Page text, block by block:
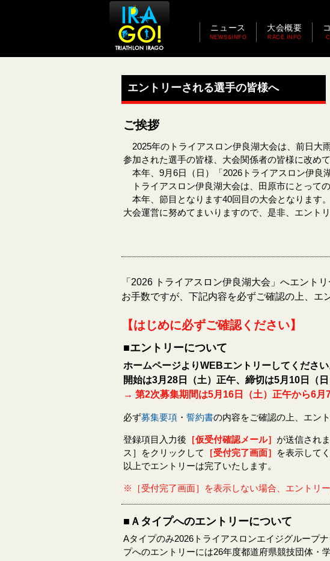
ニュース
NEWS&INFO
大会概要
RACE INFO
エントリーされる選手の皆様へ
ご挨拶
2025年のトライアスロン伊良湖大会は、前日大
参加された選手の皆様、大会関係者の皆様に改め
本年、9月6日（日）「2026トライアスロン伊良
トライアスロン伊良湖大会は、田原市にとって
本年、節目となります40回目の大会となります
大会運営に努めてまいりますので、是非、エント
「2026 トライアスロン伊良湖大会」 へエントリ
お手数ですが、下記内容を必ずご確認の上、エ
【はじめに必ずご確認ください】
■エントリーについて
ホームページよりWEBエントリーしてください
開始は3月28日（土）正午、締切は5月10日（日
→ 第2次募集期間は5月16日（土）正午から6月
必ず募集要項 ・ 誓約書の内容をご確認の上、エン
登録項目入力後 ［仮受付確認メール］ が送信され
ス］をクリックして
［受付完了画面］
を表示して
以上でエントリーは完了いたします。
※［受付完了画面］を表示しない場合、エントリ
■Ａタイプへのエントリーについて
Aタイプのみ2026トライアスロンエイジグループ
プへのエントリーには26年度都道府県競技団体・